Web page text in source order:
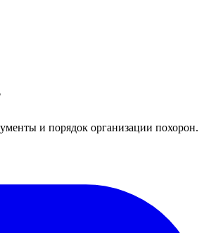
и порядок организации похорон.